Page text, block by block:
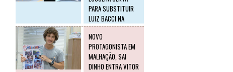
PARA SUBSTITUIR
LUIZ BACCI NA
RECORD
NOVO
PROTAGONISTA EM
MALHAÇÃO, SAI
DINHO ENTRA VITOR